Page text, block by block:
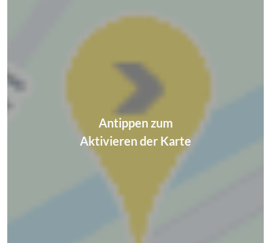
Antippen zum
Aktivieren der Karte